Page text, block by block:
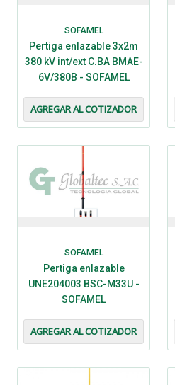
SOFAMEL
Pertiga enlazable 3x2m
380 kV int/ext C.BA BMAE-
6V/380B - SOFAMEL
AGREGAR AL COTIZADOR
SOFAMEL
Pertiga enlazable
UNE204003 BSC-M33U -
SOFAMEL
AGREGAR AL COTIZADOR